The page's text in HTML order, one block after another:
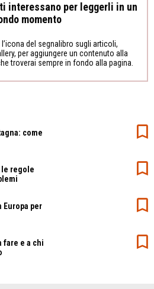
interessano per leggerli in un
momento
del segnalibro sugli articoli,
per aggiungere un contenuto alla
troverai sempre in fondo alla pagina.
come
le regole
Europa per
fare e a chi